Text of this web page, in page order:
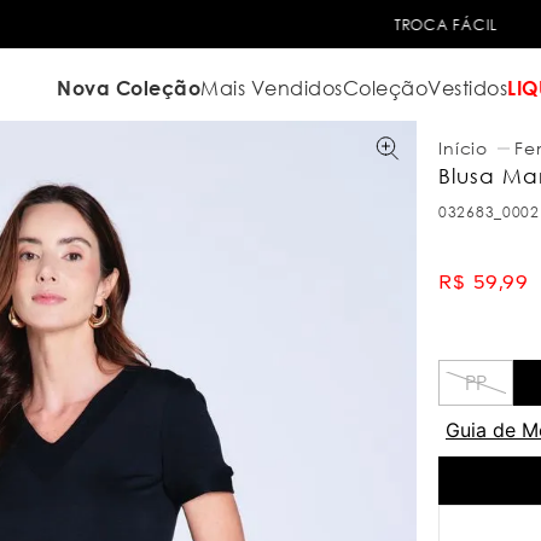
Nova ColeçãoMais VendidosColeçãoVestidos
Blusa
032683_0002
R$ 59,99
PP
Guia de